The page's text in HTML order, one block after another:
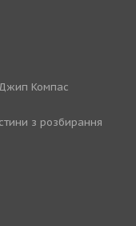
Джип Компас
з розбирання